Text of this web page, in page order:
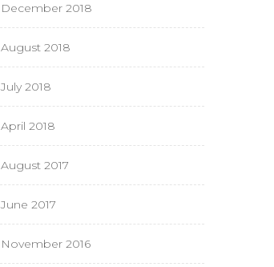
December 2018
August 2018
July 2018
April 2018
August 2017
June 2017
November 2016